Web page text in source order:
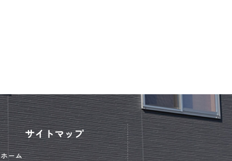
サイトマップ
ホーム